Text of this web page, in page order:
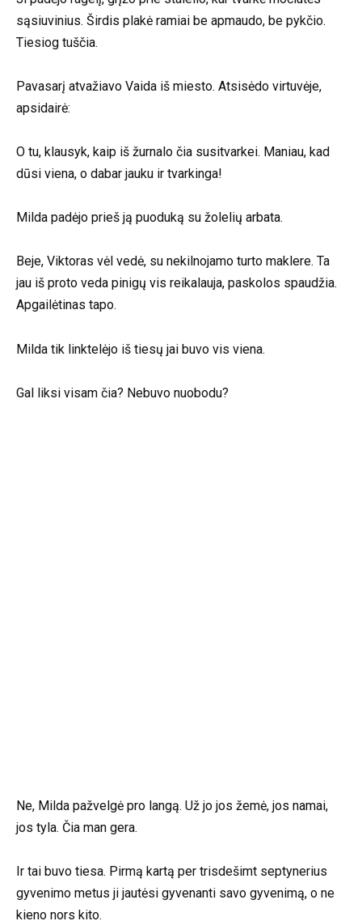
sąsiuvinius. Širdis plakė ramiai be apmaudo, be pykčio.
Tiesiog tuščia.
Pavasarį atvažiavo Vaida iš miesto. Atsisėdo virtuvėje,
apsidairė:
O tu, klausyk, kaip iš žurnalo čia susitvarkei. Maniau, kad
dūsi viena, o dabar jauku ir tvarkinga!
Milda padėjo prieš ją puoduką su žolelių arbata.
Beje, Viktoras vėl vedė, su nekilnojamo turto maklere. Ta
jau iš proto veda pinigų vis reikalauja, paskolos spaudžia.
Apgailėtinas tapo.
Milda tik linktelėjo iš tiesų jai buvo vis viena.
Gal liksi visam čia? Nebuvo nuobodu?
Ne, Milda pažvelgė pro langą. Už jo jos žemė, jos namai,
jos tyla. Čia man gera.
Ir tai buvo tiesa. Pirmą kartą per trisdešimt septynerius
gyvenimo metus ji jautėsi gyvenanti savo gyvenimą, o ne
kieno nors kito.